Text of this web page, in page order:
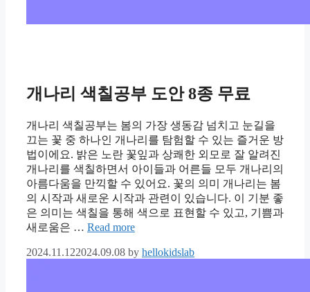
개나리 색칠공부 도안 8종 무료
개나리 색칠공부는 봄의 가장 생동감 넘치고 눈길을
끄는 꽃 중 하나인 개나리를 탐험할 수 있는 즐거운 방
법이에요. 밝은 노란 꽃잎과 상쾌한 외모로 잘 알려진
개나리를 색칠하면서 아이들과 어른들 모두 개나리의
아름다움을 만끽할 수 있어요. 꽃의 의미 개나리는 봄
의 시작과 새로운 시작과 관련이 있습니다. 이 기분 좋
은 의미는 색칠을 통해 색으로 표현할 수 있고, 기쁨과
새로움은 … Read more
2024.11.122024.09.08 by hellokidslab